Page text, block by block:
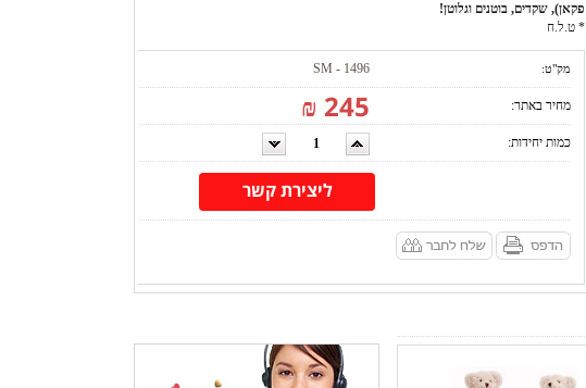
פקאן), שקדים, בוטנים וגלוטן!
* ט.ל.ח
מק"ט: SM - 1496
מחיר באתר: 245 ₪
כמות יחידות:
ליצירת קשר